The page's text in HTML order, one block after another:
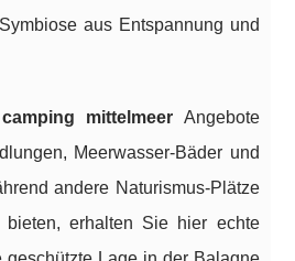
aus Entspannung und
mittelmeer Angebote
Meerwasser-Bäder und
andere Naturismus-Plätze
erhalten Sie hier echte